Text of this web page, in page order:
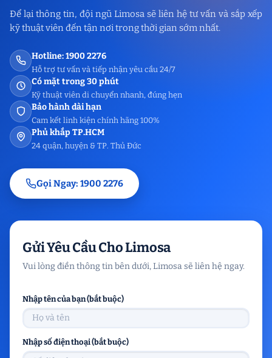
Để lại thông tin, đội ngũ Limosa sẽ liên hệ tư vấn và sắp xếp
kỹ thuật viên đến tận nơi trong thời gian sớm nhất.
Hotline: 1900 2276
Hỗ trợ tư vấn và tiếp nhận yêu cầu 24/7
Có mặt trong 30 phút
Kỹ thuật viên di chuyển nhanh, đúng hẹn
Bảo hành dài hạn
Cam kết linh kiện chính hãng 100%
Phủ khắp TP.HCM
24 quận, huyện & TP. Thủ Đức
Gọi Ngay: 1900 2276
Gửi Yêu Cầu Cho Limosa
Vui lòng điền thông tin bên dưới, Limosa sẽ liên hệ ngay.
Nhập tên của bạn (bắt buộc)
Nhập số điện thoại (bắt buộc)